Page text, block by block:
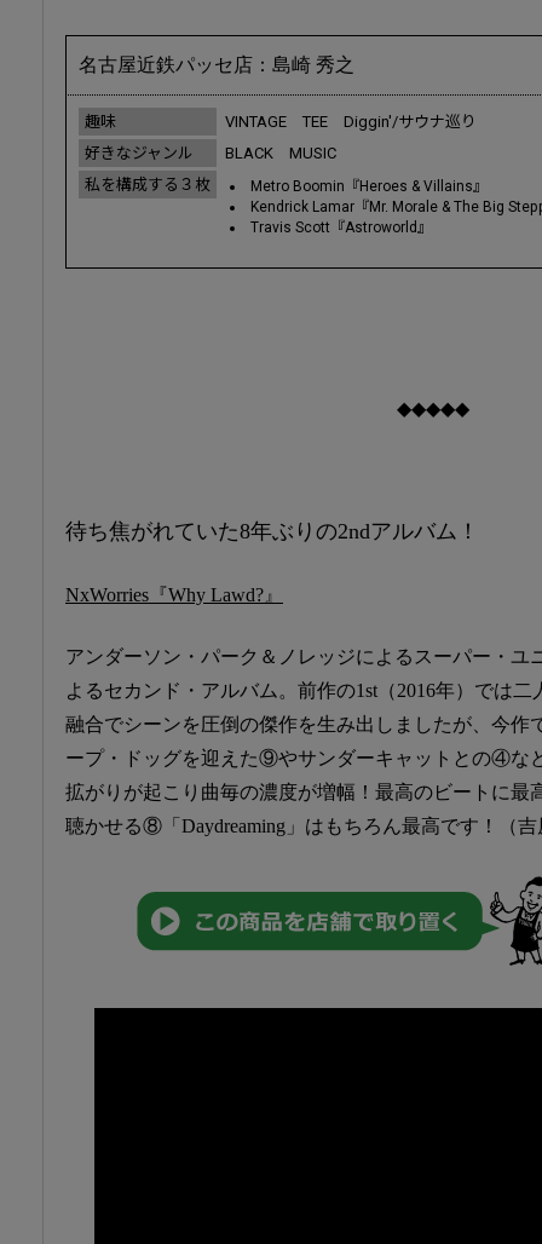
名古屋近鉄パッセ店：島崎 秀之
趣味
VINTAGE TEE Diggin'/サウナ巡り
好きなジャンル
BLACK MUSIC
私を構成する３枚
Metro Boomin『Heroes & Villains』
Kendrick Lamar『Mr. Morale & The Big
Travis Scott『Astroworld』
◆◆◆◆◆
待ち焦がれていた8年ぶりの2ndアルバム！
NxWorries『Why Lawd?』
アンダーソン・パーク＆ノレッジによるスーパー・ユ
よるセカンド・アルバム。前作の1st（2016年）では二
融合でシーンを圧倒の傑作を生み出しましたが、今作
ープ・ドッグを迎えた⑨やサンダーキャットとの④な
拡がりが起こり曲毎の濃度が増幅！最高のビートに最
聴かせる⑧「Daydreaming」はもちろん最高です！（吉